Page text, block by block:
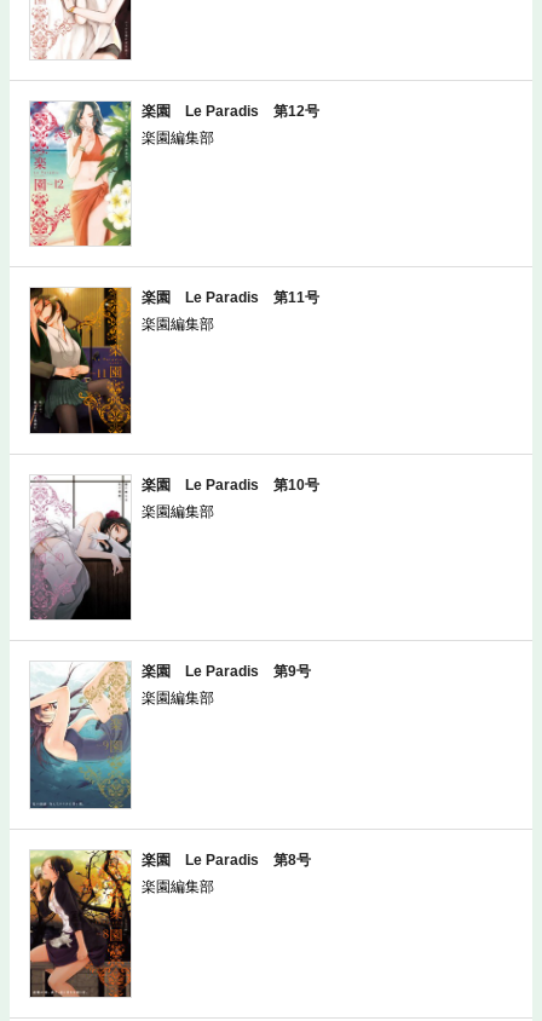
楽園 Le Paradis 第12号
楽園編集部
楽園 Le Paradis 第11号
楽園編集部
楽園 Le Paradis 第10号
楽園編集部
楽園 Le Paradis 第9号
楽園編集部
楽園 Le Paradis 第8号
楽園編集部